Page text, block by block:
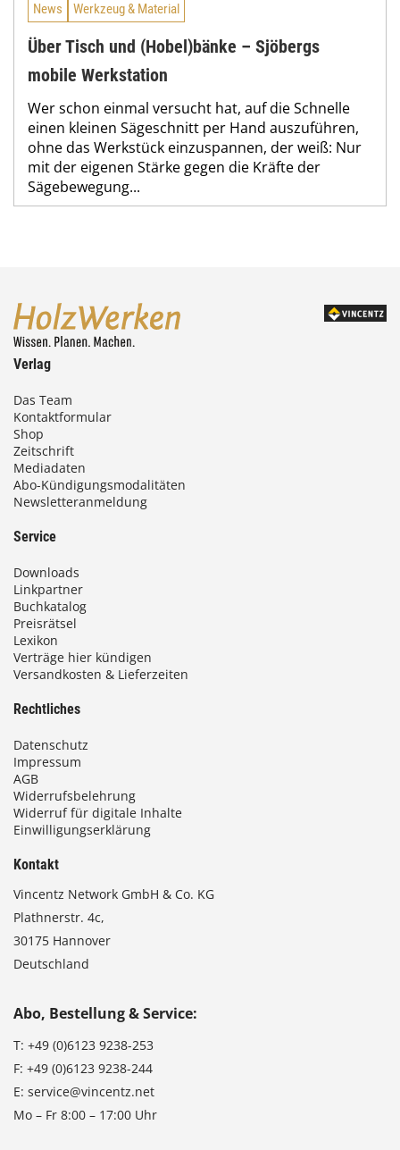
News Werkzeug & Material
Über Tisch und (Hobel)bänke – Sjöbergs
mobile Werkstation
Wer schon einmal versucht hat, auf die Schnelle
einen kleinen Sägeschnitt per Hand auszuführen,
ohne das Werkstück einzuspannen, der weiß: Nur
mit der eigenen Stärke gegen die Kräfte der
Sägebewegung...
Verlag
Das Team
Kontaktformular
Shop
Zeitschrift
Mediadaten
Abo-Kündigungsmodalitäten
Newsletteranmeldung
Service
Downloads
Linkpartner
Buchkatalog
Preisrätsel
Lexikon
Verträge hier kündigen
Versandkosten & Lieferzeiten
Rechtliches
Datenschutz
Impressum
AGB
Widerrufsbelehrung
Widerruf für digitale Inhalte
Einwilligungserklärung
Kontakt
Vincentz Network GmbH & Co. KG
Plathnerstr. 4c,
30175 Hannover
Deutschland
Abo, Bestellung & Service:
T: +49 (0)6123 9238-253
F: +49 (0)6123 9238-244
E: service@vincentz.net
Mo – Fr 8:00 – 17:00 Uhr